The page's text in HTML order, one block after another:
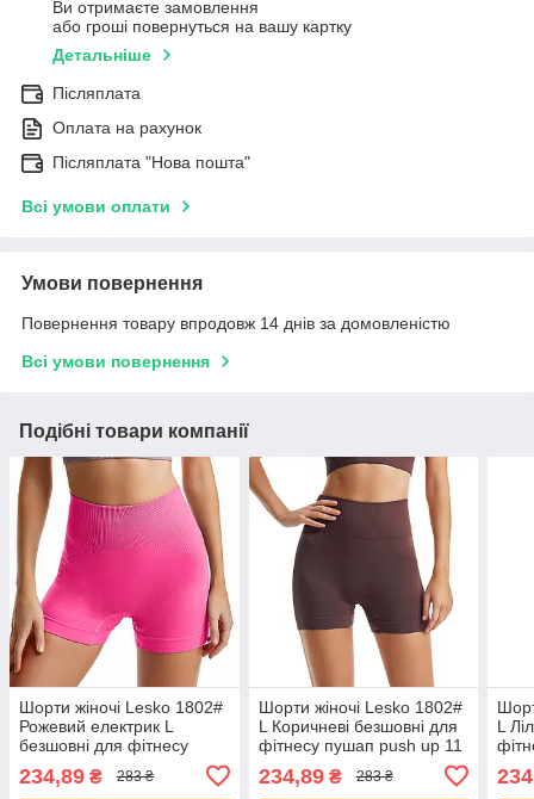
Ви отримаєте замовлення
або гроші повернуться на вашу картку
Детальніше
Післяплата
Оплата на рахунок
Післяплата "Нова пошта"
Всі умови оплати
Умови повернення
Повернення товару впродовж 14 днів за домовленістю
Всі умови повернення
Подібні товари компанії
Шорти жіночі Lesko 1802#
Рожевий електрик L
безшовні для фітнесу
234,89 ₴ 283 ₴
Шорти жіночі Lesko 1802#
L Коричневі безшовні для
фітнесу пушап push up 11
234,89₴ 283 ₴
L